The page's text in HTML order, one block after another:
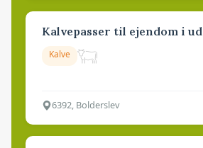
Kalvepasser til ejendom i
Kalve
6392, Bolderslev